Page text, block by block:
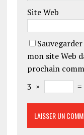
Site Web
mon site Web
prochain
3 × =